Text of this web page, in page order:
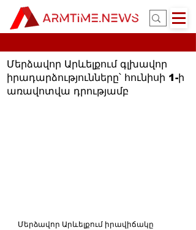
Մերձավոր Արևելքում գլխավոր
իրադարձությունները՝ հունիսի 1-ի
առավոտվա դրությամբ
Մերձավոր Արևելքում իրավիճակը